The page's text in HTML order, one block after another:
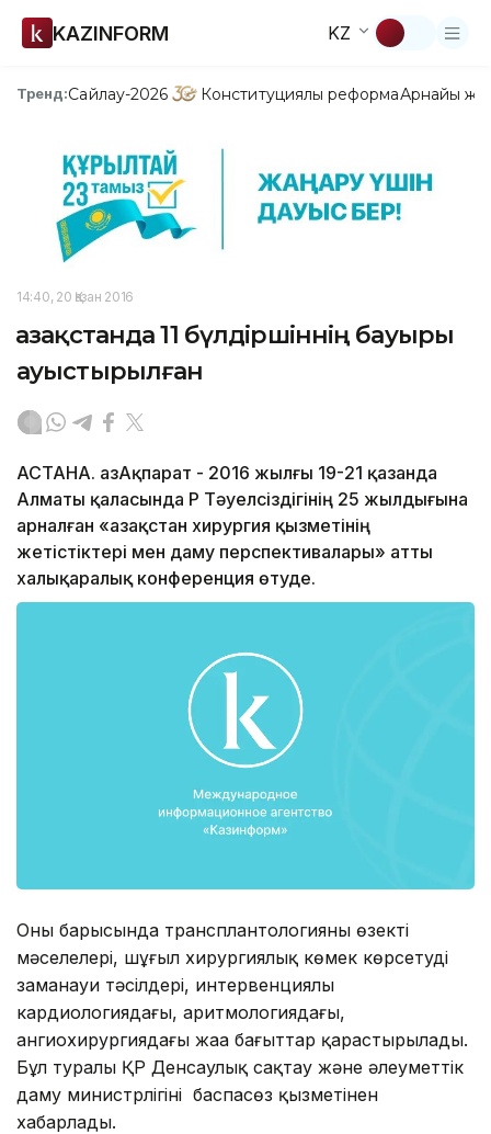
KAZINFORM KZ
Тренд:Сайлау-2026 Конституциялық реформаАрнайы
14:40, 20 Қазан 2016
Қазақстанда 11 бүлдіршіннің бауыры
ауыстырылған
АСТАНА. ҚазАқпарат - 2016 жылғы 19-21 қазанда
Алматы қаласында ҚР Тәуелсіздігінің 25 жылдығына
арналған «Қазақстан хирургия қызметінің
жетістіктері мен даму перспективалары» атты
халықаралық конференция өтуде.
Оның барысында трансплантологияның өзекті
мәселелері, шұғыл хирургиялық көмек көрсетудің
заманауи тәсілдері, интервенциялы
кардиологиядағы, аритмологиядағы,
ангиохирургиядағы жаңа бағыттар қарастырылады.
Бұл туралы ҚР Денсаулық сақтау және әлеуметтік
даму министрлігінің баспасөз қызметінен
хабарлады.